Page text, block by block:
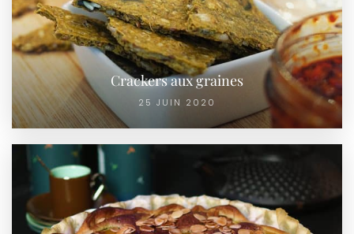
Crackers aux graines
25 JUIN 2020